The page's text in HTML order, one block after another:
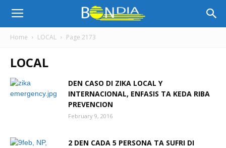
Bon
Dia
Home LOCAL Page 2173
LOCAL
DEN CASO DI ZIKA LOCAL Y
INTERNACIONAL, ENFASIS TA KEDA RIBA
PREVENCION
February 9, 2016
2 DEN CADA 5 PERSONA TA SUFRI DI